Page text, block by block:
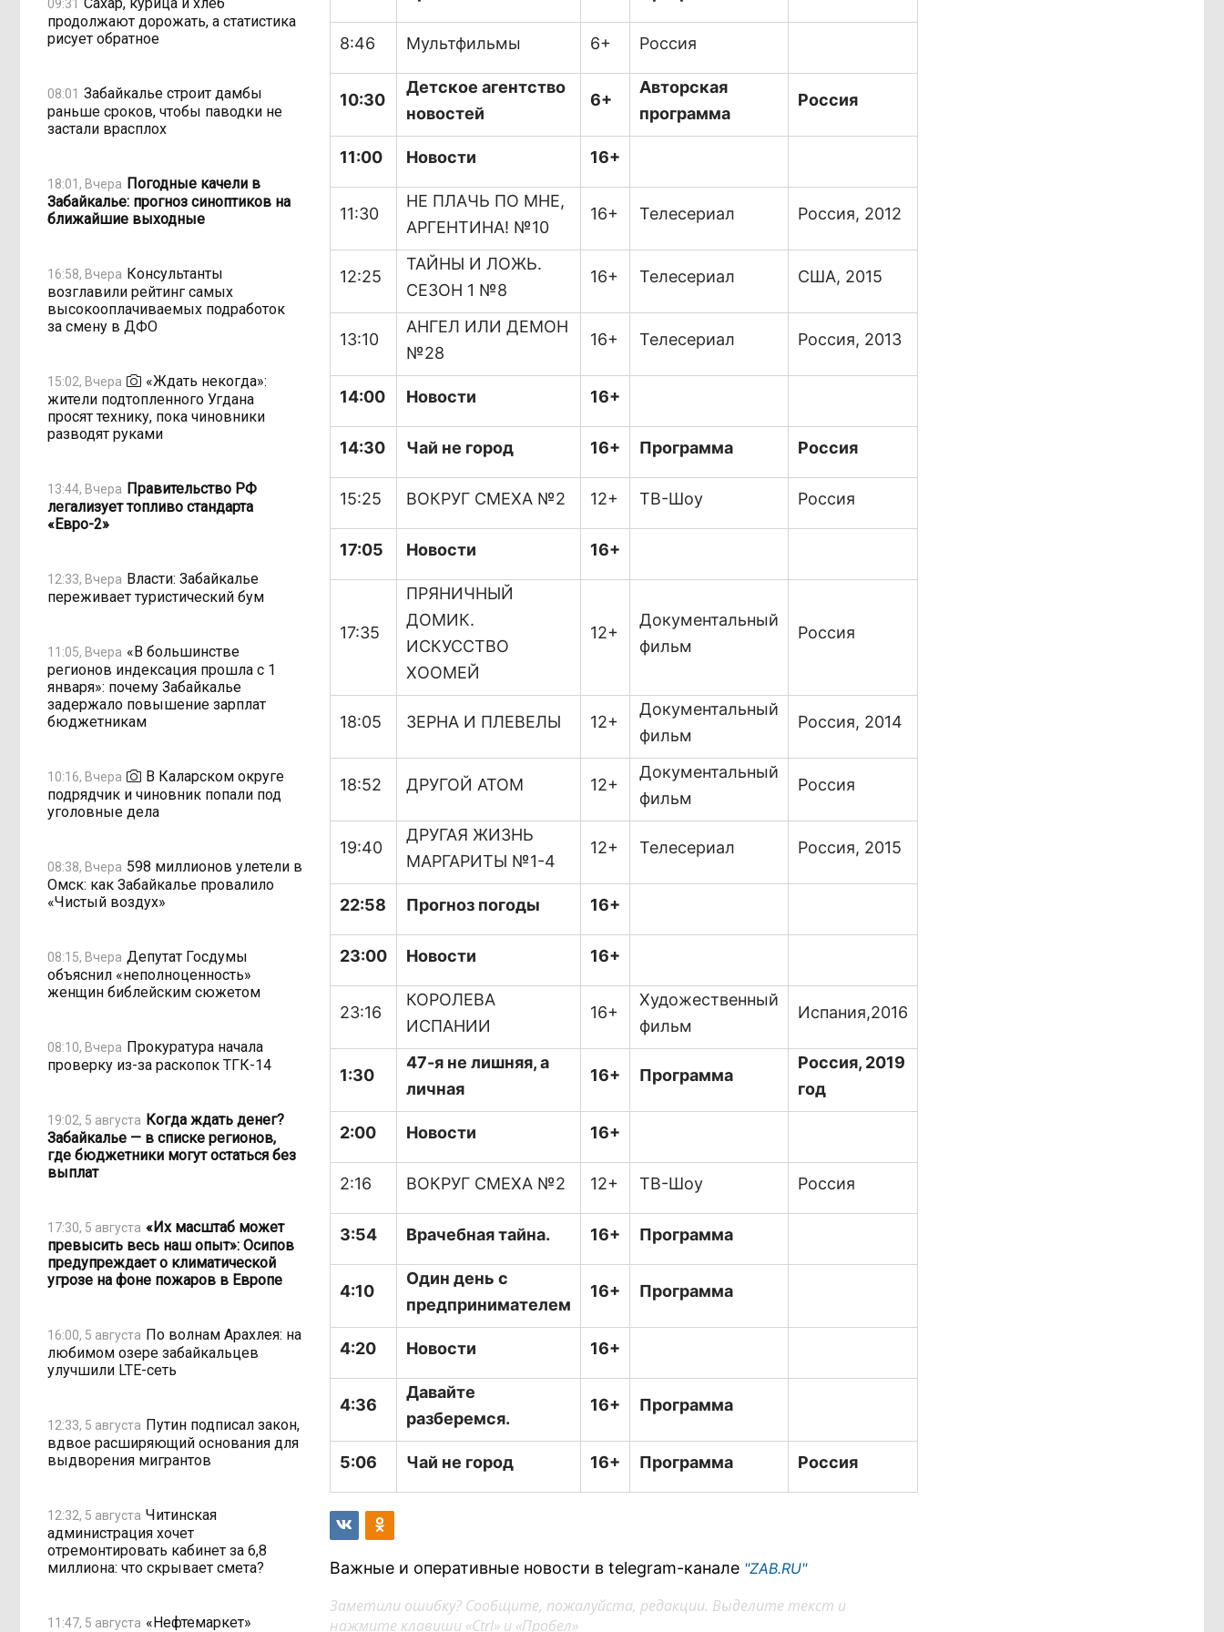
09:31
продолжают дорожать, а статистика
рисует обратное
08:01 Забайкалье строит дамбы
раньше сроков, чтобы паводки не
застали врасплох
18:01, Вчера Погодные качели в
Забайкалье: прогноз синоптиков на
ближайшие выходные
16:58, Вчера Консультанты
возглавили рейтинг самых
высокооплачиваемых подработок
за смену в ДФО
15:02, Вчера
«Ждать некогда»:
жители подтопленного Угдана
просят технику, пока чиновники
разводят руками
13:44, Вчера Правительство РФ
легализует топливо стандарта
«Евро-2»
12:33, Вчера Власти: Забайкалье
переживает туристический бум
11:05, Вчера «В большинстве
регионов индексация прошла с 1
января»: почему Забайкалье
задержало повышение зарплат
бюджетникам
10:16, Вчера
В Каларском округе
подрядчик и чиновник попали под
уголовные дела
08:38, Вчера 598 миллионов улетели в
Омск: как Забайкалье провалило
«Чистый воздух»
08:15, Вчера Депутат Госдумы
объяснил «неполноценность»
женщин библейским сюжетом
08:10, Вчера Прокуратура начала
проверку из-за раскопок ТГК-14
19:02, 5 августа Когда ждать денег?
Забайкалье — в списке регионов,
где бюджетники могут остаться без
выплат
17:30, 5 августа «Их масштаб может
превысить весь наш опыт»: Осипов
предупреждает о климатической
угрозе на фоне пожаров в Европе
16:00, 5 августа По волнам Арахлея: на
любимом озере забайкальцев
улучшили LTE-сеть
12:33, 5 августа Путин подписал закон,
вдвое расширяющий основания для
выдворения мигрантов
12:32, 5 августа Читинская
администрация хочет
отремонтировать кабинет за 6,8
миллиона: что скрывает смета?
11:47, 5 августа «Нефтемаркет»
8:46 Мультфильмы 6+ Россия
10:30
Детское агентство
новостей
6+
Авторская
программа
Россия
11:00 Новости 16+
11:30
НЕ ПЛАЧЬ ПО МНЕ,
АРГЕНТИНА! №10
16+ Телесериал Россия, 2012
12:25
ТАЙНЫ И ЛОЖЬ.
СЕЗОН 1 №8
16+ Телесериал США, 2015
13:10
АНГЕЛ ИЛИ ДЕМОН
№28
16+ Телесериал Россия, 2013
14:00 Новости 16+
14:30 Чай не город 16+ Программа Россия
15:25 ВОКРУГ СМЕХА №2 12+ ТВ-Шоу Россия
17:05 Новости 16+
17:35
ПРЯНИЧНЫЙ
ДОМИК.
ИСКУССТВО
ХООМЕЙ
12+
Документальный
фильм
Россия
18:05 ЗЕРНА И ПЛЕВЕЛЫ 12+
Документальный
фильм
Россия, 2014
18:52 ДРУГОЙ АТОМ 12+
Документальный
фильм
Россия
19:40
ДРУГАЯ ЖИЗНЬ
МАРГАРИТЫ №1-4
12+ Телесериал Россия, 2015
22:58 Прогноз погоды 16+
23:00 Новости 16+
23:16
КОРОЛЕВА
ИСПАНИИ
16+
Художественный
фильм
Испания,2016
1:30
47-я не лишняя, а
личная
16+ Программа
Россия, 2019
год
2:00 Новости 16+
2:16 ВОКРУГ СМЕХА №2 12+ ТВ-Шоу Россия
3:54 Врачебная тайна. 16+ Программа
4:10
Один день с
предпринимателем
16+ Программа
4:20 Новости 16+
4:36
Давайте
разберемся.
16+ Программа
5:06 Чай не город 16+ Программа Россия
Важные и оперативные новости в telegram-канале "ZAB.RU"
Заметили ошибку? Сообщите, пожалуйста, редакции. Выделите текст и
нажмите клавиши «Ctrl» и «Пробел»